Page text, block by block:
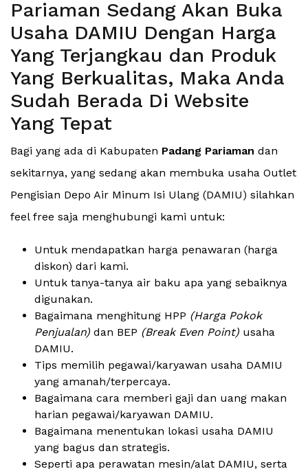
Pariaman Sedang Akan Buka
Usaha DAMIU Dengan Harga
Yang Terjangkau dan Produk
Yang Berkualitas, Maka Anda
Sudah Berada Di Website
Yang Tepat
Bagi yang ada di Kabupaten Padang Pariaman dan
sekitarnya, yang sedang akan membuka usaha Outlet
Pengisian Depo Air Minum Isi Ulang (DAMIU) silahkan
feel free saja menghubungi kami untuk:
Untuk mendapatkan harga penawaran (harga
diskon) dari kami.
Untuk tanya-tanya air baku apa yang sebaiknya
digunakan.
Bagaimana menghitung HPP (Harga Pokok
Penjualan) dan BEP (Break Even Point) usaha
DAMIU.
Tips memilih pegawai/karyawan usaha DAMIU
yang amanah/terpercaya.
Bagaimana cara memberi gaji dan uang makan
harian pegawai/karyawan DAMIU.
Bagaimana menentukan lokasi usaha DAMIU
yang bagus dan strategis.
Seperti apa perawatan mesin/alat DAMIU, serta